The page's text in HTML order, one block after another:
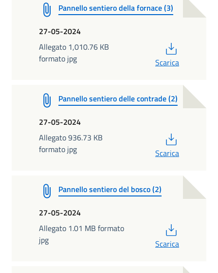
Pannello sentiero della fornace (3)
27-05-2024
Allegato 1,010.76 KB
formato jpg
Scarica
Pannello sentiero delle contrade (2)
27-05-2024
Allegato 936.73 KB
formato jpg
Scarica
Pannello sentiero del bosco (2)
27-05-2024
Allegato 1.01 MB formato
jpg
Scarica